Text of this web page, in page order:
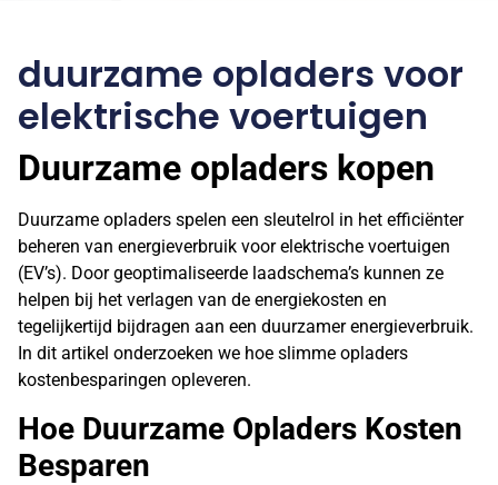
duurzame opladers voor
elektrische voertuigen
Duurzame opladers kopen
Duurzame opladers spelen een sleutelrol in het efficiënter
beheren van energieverbruik voor elektrische voertuigen
(EV’s). Door geoptimaliseerde laadschema’s kunnen ze
helpen bij het verlagen van de energiekosten en
tegelijkertijd bijdragen aan een duurzamer energieverbruik.
In dit artikel onderzoeken we hoe slimme opladers
kostenbesparingen opleveren.
Hoe Duurzame Opladers Kosten
Besparen